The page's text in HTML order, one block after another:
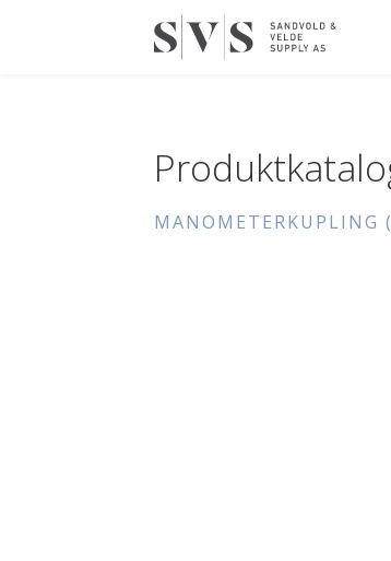
MANOMETERKUPLING